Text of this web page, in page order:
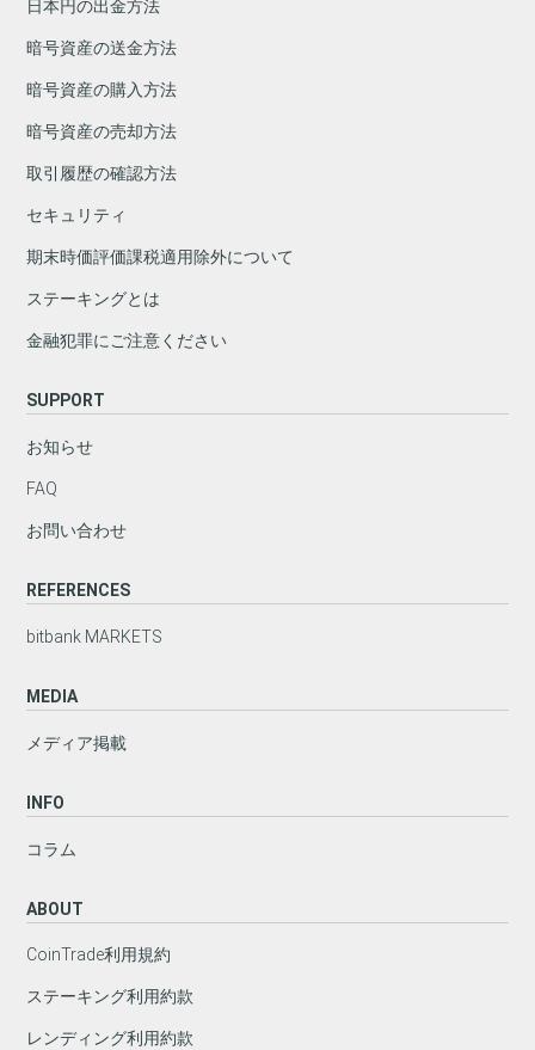
日本円の出金方法
暗号資産の送金方法
暗号資産の購入方法
暗号資産の売却方法
取引履歴の確認方法
セキュリティ
期末時価評価課税適用除外について
ステーキングとは
金融犯罪にご注意ください
SUPPORT
お知らせ
FAQ
お問い合わせ
REFERENCES
bitbank MARKETS
MEDIA
メディア掲載
INFO
コラム
ABOUT
CoinTrade利用規約
ステーキング利用約款
レンディング利用約款